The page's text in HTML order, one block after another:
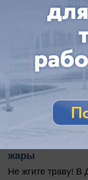
вчера в 09:07
Общество
В ДНР
жары
Не жгите траву! В